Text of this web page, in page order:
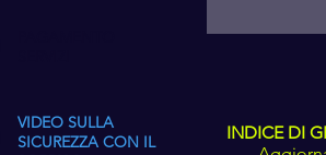
VIDEO SULLA
SICUREZZA CON IL
INDICE DI